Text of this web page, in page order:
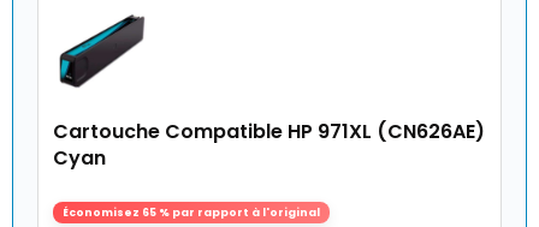
Cartouche Compatible HP 971XL (CN626AE)
Cyan
Économisez 65 % par rapport à l'original